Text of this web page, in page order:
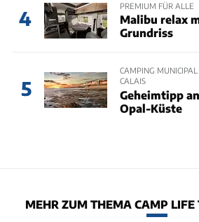
4
PREMIUM FÜR ALLE
Malibu relax
Grundriss
5
CAMPING MUNICIPAL
CALAIS
Geheimtipp
Opal-Küste
MEHR ZUM THEMA CAMP LIFE